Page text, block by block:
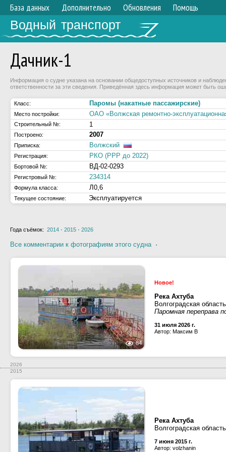
База данных Дополнительно Обновления Помощь
Водный транспорт
Дачник-1
Информация о судне указана на основании общедоступных источников и
ответственности за эти сведения. Приведённая здесь информация может быть
Класс: Паромы (накатные пассажирские)
Место постройки: ОАО «Волжская ремонтно-
Строительный №: 1
Построено: 2007
Приписка: Волжский
Регистрация: РКО (РРР до 2022)
Бортовой №: ВД-02-0293
Регистровый №: 234314
Формула класса: Л0,6
Текущее состояние: Эксплуатируется
Года съёмок: 2014 · 2015 · 2026
Все комментарии к фотографиям этого судна·
84
Новое!
Река Ахтуба
Волгоградская
Паромная переправа
31 июля 2026 г.
Автор: Максим В
2026
2015
Река Ахтуба
Волгоградская
7 июня 2015 г.
Автор: volzhanin